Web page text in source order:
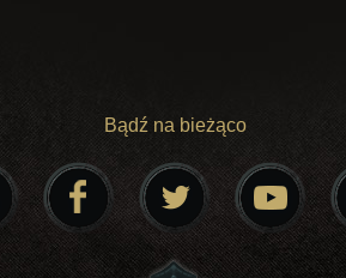
Bądź na bieżąco